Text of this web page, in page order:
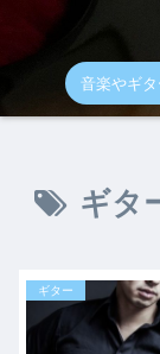
音楽やギ
ギタ
ギター